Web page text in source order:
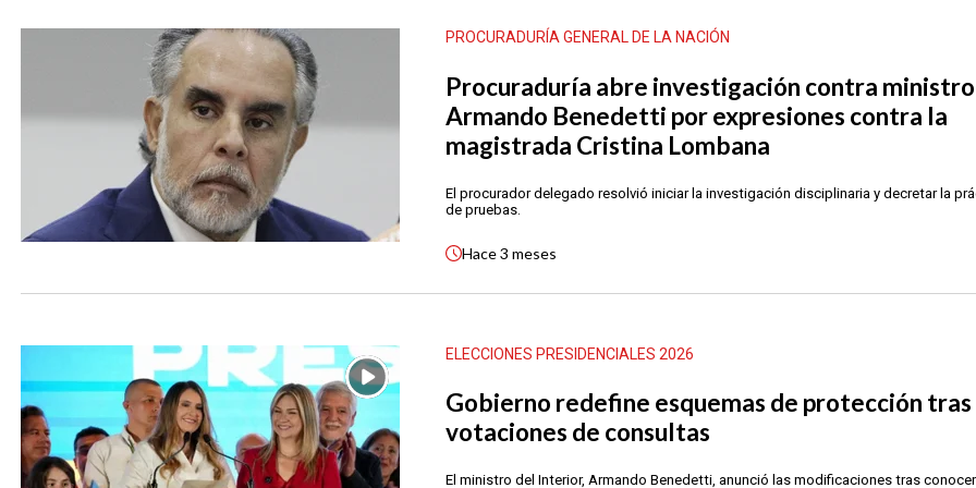
PROCURADURÍA GENERAL DE LA NACIÓN
Procuraduría abre investigación contra ministro
Armando Benedetti por expresiones contra la
magistrada Cristina Lombana
El procurador delegado resolvió iniciar la investigación disciplinaria y decretar la
de pruebas.
Hace3 meses
ELECCIONES PRESIDENCIALES 2026
Gobierno redefine esquemas de protección tras
votaciones de consultas
El ministro del Interior, Armando Benedetti, anunció las modificaciones tras